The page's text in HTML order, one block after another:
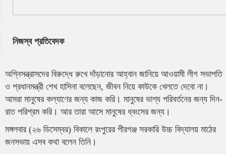
নিজস্ব প্রতিবেদক
অগ্নিসন্ত্রাসদের বিরুদ্ধে রুখে দাঁড়ানোর আহ্বান জানিয়ে আওয়ামী লীগ সভাপতি
ও প্রধানমন্ত্রী শেখ হাসিনা বলেছেন, জীবন নিয়ে কাউকে খেলতে দেবো না।
আমরা মানুষের কল্যাণের জন্য কাজ করি। মানুষের ভাগ্য পরিবর্তনের জন্য দিন-
রাত পরিশ্রম করি। আর তারা আসে মানুষের ধ্বংসের জন্য।
মঙ্গলবার (২৬ ডিসেম্বর) বিকালে রংপুরের পীরগঞ্জ সরকারি উচ্চ বিদ্যালয় মাঠের
জনসভায় এসব কথা বলেন তিনি।